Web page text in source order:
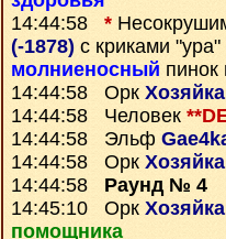
14:44:58 *
(-1878) с криками
молниеносный пинок
14:44:58 Орк
14:44:58 Человек
14:44:58 Эльф
14:44:58 Орк
14:44:58 Раунд № 4
14:45:10 Орк
помощника